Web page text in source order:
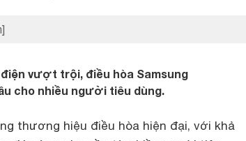
vượt trội, điều hòa Samsung
cho nhiều người tiêu dùng.
thương hiệu điều hòa hiện đại, với khả